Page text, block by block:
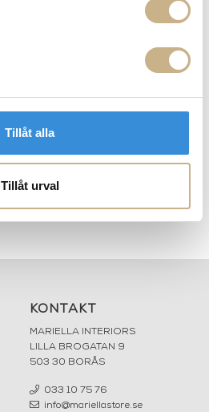
Tillåt alla
Tillåt urval
KONTAKT
MARIELLA INTERIORS
LILLA BROGATAN 9
503 30 BORÅS
033 10 75 76
info@mariellastore.se